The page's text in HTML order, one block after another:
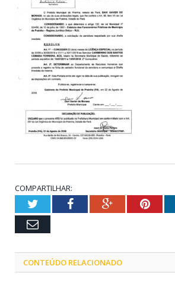
COMPARTILHAR:
TwitterFacebookGoogle+
Email
CONTEÚDO RELACIONADO